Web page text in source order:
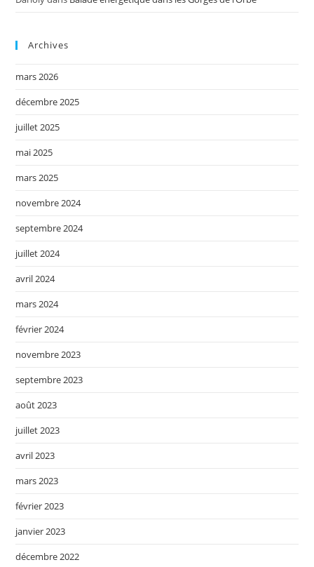
Archives
mars 2026
décembre 2025
juillet 2025
mai 2025
mars 2025
novembre 2024
septembre 2024
juillet 2024
avril 2024
mars 2024
février 2024
novembre 2023
septembre 2023
août 2023
juillet 2023
avril 2023
mars 2023
février 2023
janvier 2023
décembre 2022